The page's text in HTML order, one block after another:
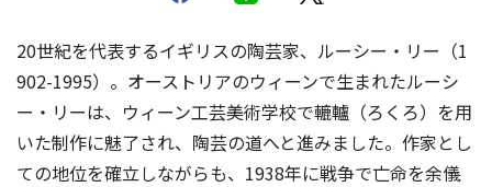
20世紀を代表するイギリスの陶芸家、ルーシー・リー（1
902-1995）。オーストリアのウィーンで生まれたルーシ
ー・リーは、ウィーン工芸美術学校で轆轤（ろくろ）を用
いた制作に魅了され、陶芸の道へと進みました。作家とし
ての地位を確立しながらも、1938年に戦争で亡命を余儀